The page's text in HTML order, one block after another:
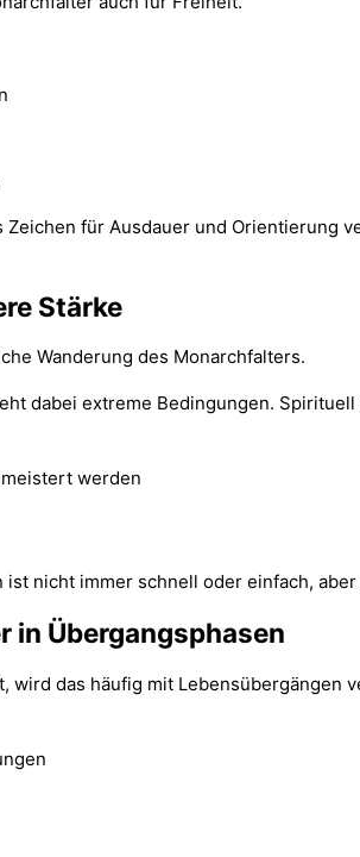
für Ausdauer und Orientierung
Stärke
Wanderung des Monarchfalters.
dabei extreme Bedingungen.
werden
nicht immer schnell oder einfach,
in Übergangsphasen
wird das häufig mit Lebensübergängen